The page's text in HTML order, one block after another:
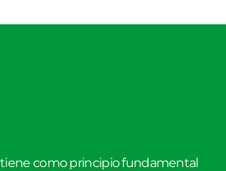
como principio fundamental